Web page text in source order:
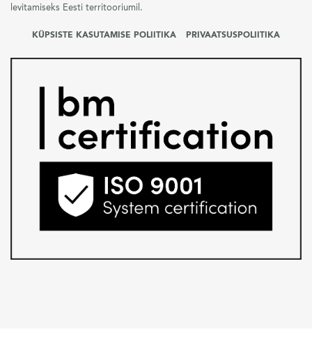
levitamiseks Eesti territooriumil.
KÜPSISTE KASUTAMISE POLIITIKA PRIVAATSUSPOLIITIKA